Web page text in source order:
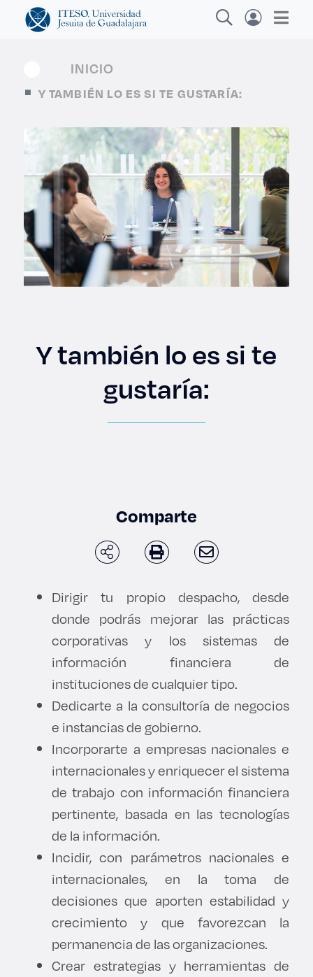
actividades y noticias
C|
Aspirantes
Lo más buscado
Carreras
Derecho
Prepa ITESO
Sustentabilidad
INICIO
Y TAMBIÉN LO ES SI TE GUSTARÍA:
Y también lo es si te
gustaría:
Comparte
Dirigir tu propio despacho, desde
donde podrás mejorar las prácticas
corporativas y los sistemas de
información financiera de
instituciones de cualquier tipo.
Dedicarte a la consultoría de negocios
e instancias de gobierno.
Incorporarte a empresas nacionales e
internacionales y enriquecer el sistema
de trabajo con información financiera
pertinente, basada en las tecnologías
de la información.
Incidir, con parámetros nacionales e
internacionales, en la toma de
decisiones que aporten estabilidad y
crecimiento y que favorezcan la
permanencia de las organizaciones.
Crear estrategias y herramientas de